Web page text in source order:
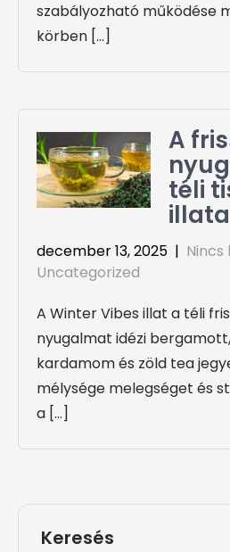
szabályozható működése
körben […]
A
téli
illata
december 13, 2025 | Nincs
Uncategorized
A Winter Vibes illat a téli
nyugalmat idézi
kardamom és zöld tea
mélysége melegséget és
a […]
Keresés